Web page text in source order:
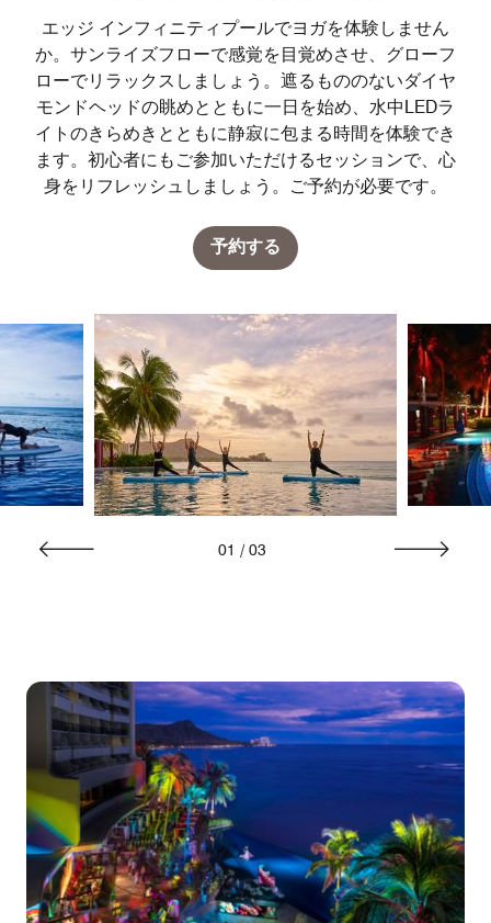
エッジ インフィニティプールでヨガを体験しません
か。サンライズフローで感覚を目覚めさせ、グローフ
ローでリラックスしましょう。遮るもののないダイヤ
モンドヘッドの眺めとともに一日を始め、水中LEDラ
イトのきらめきとともに静寂に包まる時間を体験でき
ます。初心者にもご参加いただけるセッションで、心
身をリフレッシュしましょう。ご予約が必要です。
予約する
01 / 03